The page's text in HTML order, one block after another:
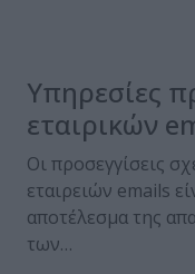
Υπηρεσίες
εταιρικών
Οι προσεγγίσεις
εταιρειών emails
αποτέλεσμα της
των…